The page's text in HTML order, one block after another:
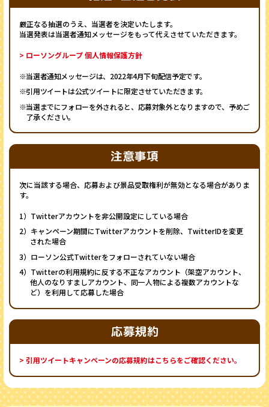
厳正なる抽選のうえ、当選者を決定いたします。
当選発表は当選者通知メッセージをもって代えさせていただきます。
> ローソングループ 個人情報保護方針
※当選者通知メッセージは、2022年4月下旬配信予定です。
※引用ツイートは公式ツイートに限定させていただきます。
※当選までにフォローを外されると、応募対象外となりますので、予めご
了承ください。
次に当該する場合、応募および景品受取権利が無効となる場合がありま
す。
1）Twitterアカウントを非公開設定にしている場合
2）キャンペーン期間にTwitterアカウントを削除、TwitterIDを変更
された場合
3）ローソン公式Twitterをフォローされていない場合
4）Twitterの利用規約に反する不正なアカウント（架空アカウント、
他人のなりすましアカウント、同一人物による複数アカウントな
ど）を利用して応募した場合
> 引用ツイートキャンペーンの応募規約はこちらをご確認ください。